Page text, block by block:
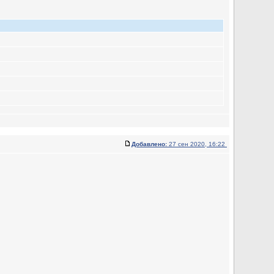
Добавлено: 27 сен 2020, 16:22